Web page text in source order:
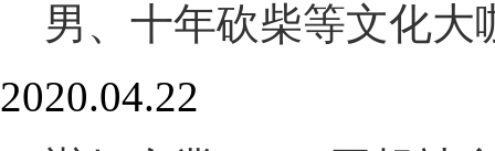
男、十年砍柴等文化
2020.04.22